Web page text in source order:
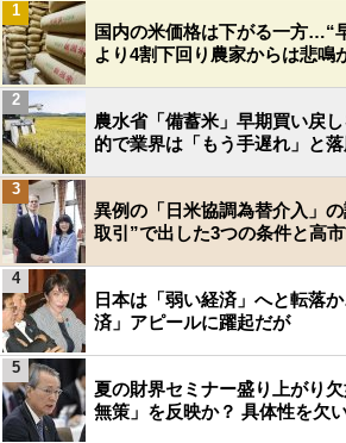
国内の米価格は下がる一方…“
より4割下回り農家からは悲鳴
1
農水省「備蓄米」早期買い戻
的で業界は「もう手遅れ」と落
2
異例の「日米協調為替介入」
取引”で出した3つの条件と高
3
日本は「弱い経済」へと転落
済」アピールに躍起だが
4
夏の財界セミナー盛り上がり
無策」を反映か？ 具体性を欠
5